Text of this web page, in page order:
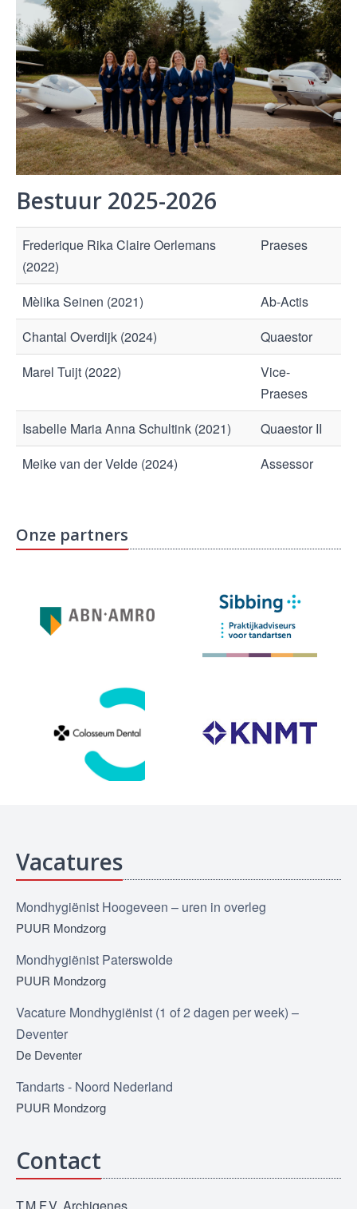
Bestuur 2025-2026
Frederique Rika Claire Oerlemans
(2022)
Praeses
Mèlika Seinen (2021)
Ab-Actis
Chantal Overdijk (2024)
Quaestor
Marel Tuijt (2022)
Vice-
Praeses
Isabelle Maria Anna Schultink (2021)
Quaestor II
Meike van der Velde (2024)
Assessor
Onze partners
Vacatures
Mondhygiënist Hoogeveen – uren in overleg
PUUR Mondzorg
Mondhygiënist Paterswolde
PUUR Mondzorg
Vacature Mondhygiënist (1 of 2 dagen per week) –
Deventer
De Deventer
Tandarts - Noord Nederland
PUUR Mondzorg
Contact